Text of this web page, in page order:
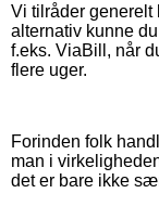
Vi tilråder generelt
alternativ kunne
f.eks. ViaBill, når
flere uger.
Forinden folk
man i
det er bare ikke